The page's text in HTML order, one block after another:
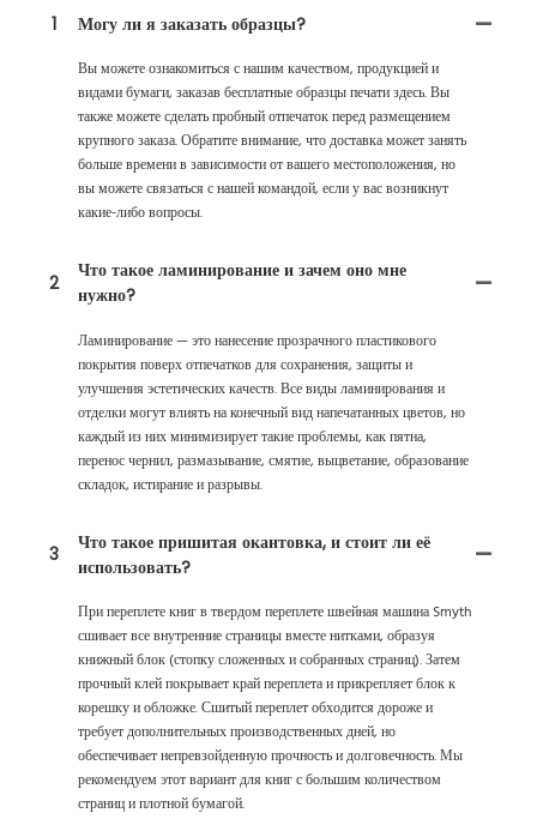
1
Могу ли я заказать образцы?
Вы можете ознакомиться с нашим качеством, продукцией и
видами бумаги, заказав бесплатные образцы печати здесь. Вы
также можете сделать пробный отпечаток перед размещением
крупного заказа. Обратите внимание, что доставка может занять
больше времени в зависимости от вашего местоположения, но
вы можете связаться с нашей командой, если у вас возникнут
какие-либо вопросы.
2
Что такое ламинирование и зачем оно мне
нужно?
Ламинирование — это нанесение прозрачного пластикового
покрытия поверх отпечатков для сохранения, защиты и
улучшения эстетических качеств. Все виды ламинирования и
отделки могут влиять на конечный вид напечатанных цветов, но
каждый из них минимизирует такие проблемы, как пятна,
перенос чернил, размазывание, смятие, выцветание, образование
складок, истирание и разрывы.
3
Что такое пришитая окантовка, и стоит ли её
использовать?
При переплете книг в твердом переплете швейная машина Smyth
сшивает все внутренние страницы вместе нитками, образуя
книжный блок (стопку сложенных и собранных страниц). Затем
прочный клей покрывает край переплета и прикрепляет блок к
корешку и обложке. Сшитый переплет обходится дороже и
требует дополнительных производственных дней, но
обеспечивает непревзойденную прочность и долговечность. Мы
рекомендуем этот вариант для книг с большим количеством
страниц и плотной бумагой.